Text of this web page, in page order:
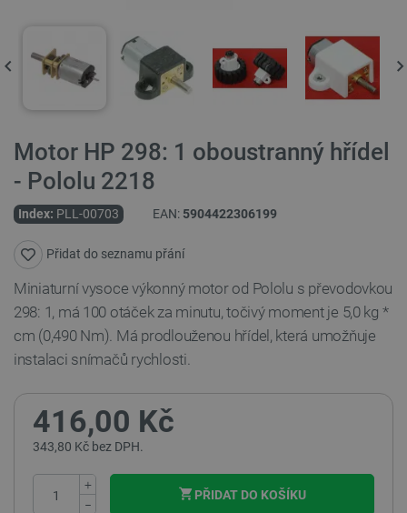
Motor HP 298: 1 oboustranný hřídel
- Pololu 2218
Index: PLL-00703 EAN: 5904422306199
Přidat do seznamu přání
Miniaturní vysoce výkonný motor od Pololu s převodovkou
298: 1, má 100 otáček za minutu, točivý moment je 5,0 kg *
cm (0,490 Nm). Má prodlouženou hřídel, která umožňuje
instalaci snímačů rychlosti.
416,00 Kč
343,80 Kč bez DPH.
+
−
PŘIDAT DO KOŠÍKU